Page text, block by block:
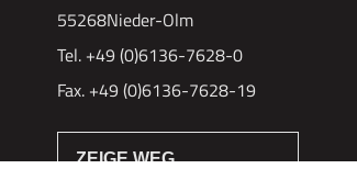
55268Nieder-Olm
Tel. +49 (0)6136-7628-0
Fax. +49 (0)6136-7628-19
ZEIGE WEG